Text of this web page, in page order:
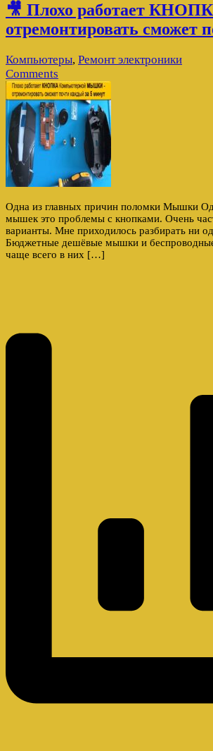
🎥 Плохо работает
отремонтировать сможет
Компьютеры, Ремонт электроники
Comments
Одна из главных причин поломки Мышки
мышек это проблемы с кнопками. Очень
варианты. Мне приходилось разбирать ни
Бюджетные дешёвые мышки и
чаще всего в них […]